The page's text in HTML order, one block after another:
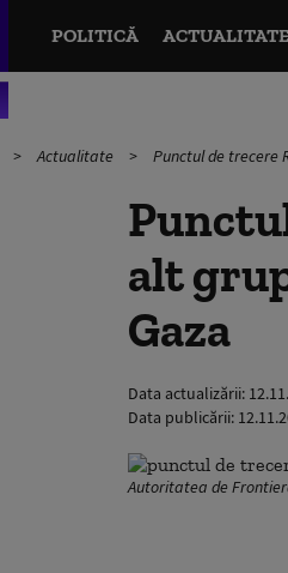
POLITICĂ ACTUALITATE
Actualitate Punctul de trecere
alt
Gaza
Data actualizării:
Data publicării:
Autoritatea de